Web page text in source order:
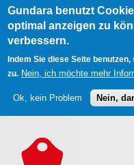
Gundara benutzt
optimal anzeigen zu
verbessern.
Indem Sie diese Seite
zu. Nein, ich möchte mehr
Ok, kein Problem Nein,